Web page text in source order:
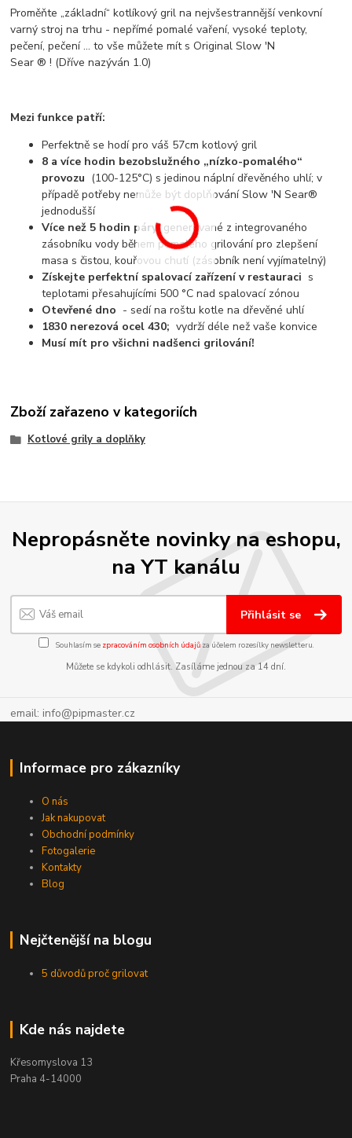
Proměňte „základní“ kotlíkový gril na nejvšestrannější venkovní
varný stroj na trhu - nepřímé pomalé vaření, vysoké teploty,
pečení, pečení ... to vše můžete mít s Original Slow 'N
Sear®! (Dříve nazýván 1.0)
Mezi funkce patří:
Perfektně se hodí pro váš 57cm kotlový gril
8 a více hodin bezobslužného „nízko-pomalého“
provozu (100-125°C) s jedinou náplní dřevěného uhlí; v
případě potřeby nemůže být doplňování Slow 'N Sear®
jednodušší
Více než 5 hodin páry generované z integrovaného
zásobníku vody během pomalého grilování pro zlepšení
masa s čistou, kouřovou chutí (zásobník není vyjímatelný)
Získejte perfektní spalovací zařízení v restauraci s
teplotami přesahujícími 500 °C nad spalovací zónou
Otevřené dno - sedí na roštu kotle na dřevěné uhlí
1830 nerezová ocel 430; vydrží déle než vaše konvice
Musí mít pro všichni nadšenci grilování!
Zboží zařazeno v kategoriích
Kotlové grily a doplňky
Nepropásněte novinky na eshopu,
na YT kanálu
Přihlásit se
Souhlasím se zpracováním osobních údajůza účelem rozesílky newsletteru.
Můžete se kdykoli odhlásit. Zasíláme jednou za 14 dní.
email: info@pipmaster.cz
Informace pro zákazníky
O nás
Jak nakupovat
Obchodní podmínky
Fotogalerie
Kontakty
Blog
Nejčtenější na blogu
5 důvodů proč grilovat
Kde nás najdete
Křesomyslova 13
Praha 4-14000